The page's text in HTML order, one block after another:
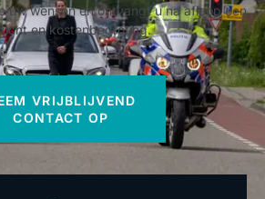
uw wensen en ontvangt u na afloop een
en kostenbegroting.
VRIJBLIJVEND
CONTACT OP